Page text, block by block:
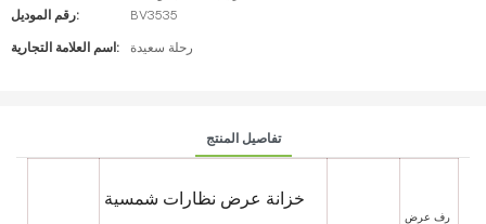
رقم الموديل:
BV3535
اسم العلامة التجارية: رحلة سعيدة
تفاصيل المنتج
خزانة عرض نظارات شمسية
رف عرض